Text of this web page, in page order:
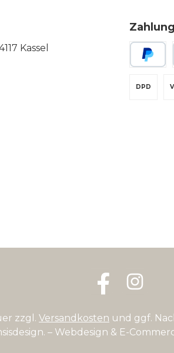
Kassel
DPD
FacebookInstagram
zzgl. Versandkosten und ggf.
– Webdesign & E-